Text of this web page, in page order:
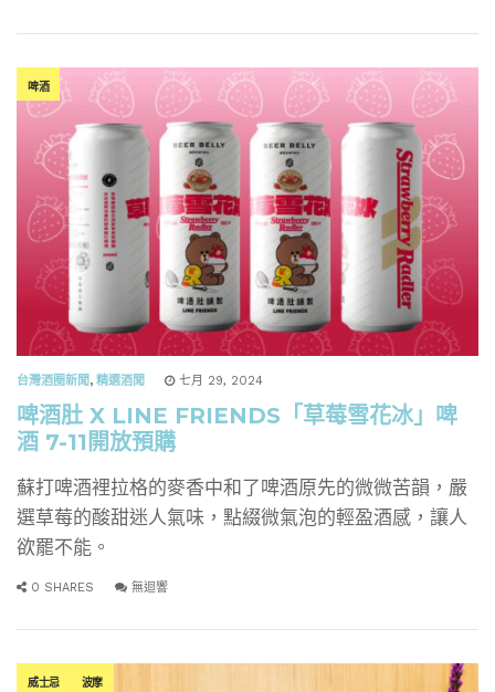
啤酒
台灣酒圈新聞, 精選酒聞 七月 29, 2024
啤酒肚 X LINE FRIENDS「草莓雪花冰」啤
酒 7-11開放預購
蘇打啤酒裡拉格的麥香中和了啤酒原先的微微苦韻，嚴
選草莓的酸甜迷人氣味，點綴微氣泡的輕盈酒感，讓人
欲罷不能。
0 SHARES 無迴響
威士忌 波摩